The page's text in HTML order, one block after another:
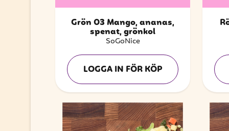
Grön 03 Mango, ananas,
spenat, grönkol
SoGoNice
LOGGA IN FÖR KÖP